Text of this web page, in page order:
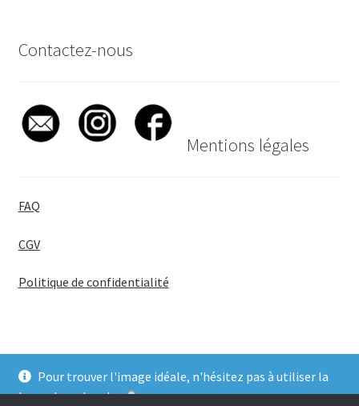
Pour trouver l'image idéale, n'hésitez pas à utiliser la
barre de recherche
Contactez-nous
Mentions légales
FAQ
CGV
Politique de confidentialité
© BadgeGirl® 2026